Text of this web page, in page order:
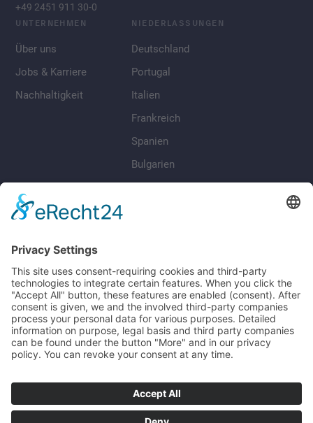
+49 2451 911 30-0
UNTERNEHMEN
Über uns
Jobs & Karriere
Nachhaltigkeit
NIEDERLASSUNGEN
Deutschland
Portugal
Italien
Frankreich
Spanien
Bulgarien
Datenschutz
Impressum
AGB
Cookie-Einstellungen
Barrierefreiheit